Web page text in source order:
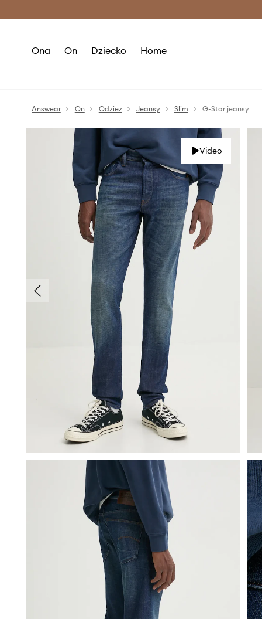
Ona On Dziecko Home
Answear On Odzież Jeansy Slim G-Star jeansy
Video